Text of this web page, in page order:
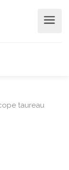
taureau